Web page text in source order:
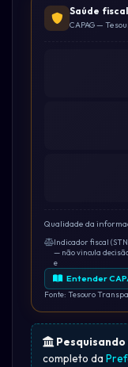
Saúde
CAPAG —
Qualidade da
Indicador fiscal
— não vincula
e
Entender
Fonte: Tesouro
completo da